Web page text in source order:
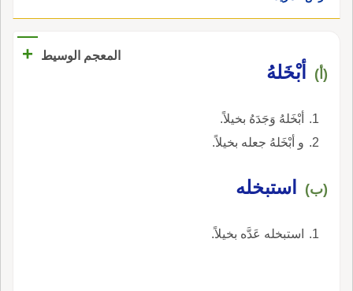
المعجم الوسيط +
(أ) أبْخَلهُ
أبْخَلهُ وَجَدَهُ بخيلاً.
و أبْخَلهُ جعله بخيلاً.
(ب) استبخله
استبخله عَدَّه بخيلاً.